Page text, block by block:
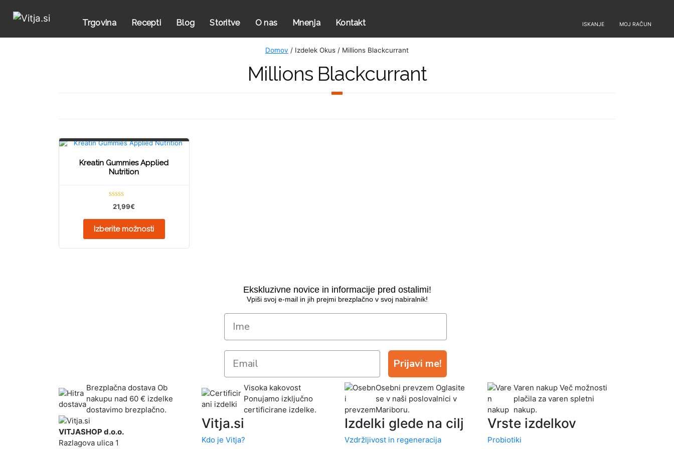
Trgovina Recepti Blog Storitve O nas Mnenja Kontakt ISKANJE MOJ RAČUN
Domov / Izdelek Okus / Millions Blackcurrant
Millions Blackcurrant
Kreatin Gummies Applied
Nutrition
5.00
21,99€
Izberite možnosti
Ekskluzivne novice in informacije pred ostalimi!
Vpiši svoj e-mail in jih prejmi brezplačno v svoj nabiralnik!
Prijavi me!
Brezplačna dostava Ob
nakupu nad 60 € izdelke
dostavimo brezplačno.
Visoka kakovost
Ponujamo izključno
certificirane izdelke.
Osebni prevzem Oglasite
se v naši poslovalnici v
Mariboru.
Varen nakup Več možnosti
plačila za varen spletni
nakup.
VITJASHOP d.o.o.
Razlagova ulica 1
Vitja.si
Kdo je Vitja?
Izdelki glede na cilj
Vzdržljivost in regeneracija
Vrste izdelkov
Probiotiki